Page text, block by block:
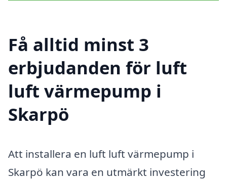
Få alltid minst 3
erbjudanden för luft
luft värmepump i
Skarpö
Att installera en luft luft värmepump i
Skarpö kan vara en utmärkt investering